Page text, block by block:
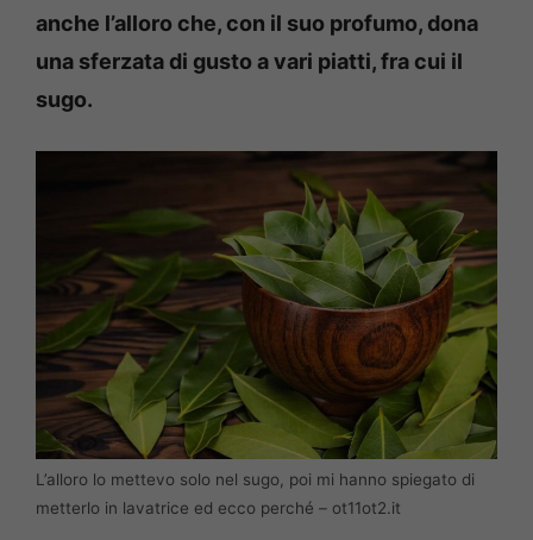
anche l’alloro che, con il suo profumo, dona
una sferzata di gusto a vari piatti, fra cui il
sugo.
L’alloro lo mettevo solo nel sugo, poi mi hanno spiegato di
metterlo in lavatrice ed ecco perché – ot11ot2.it